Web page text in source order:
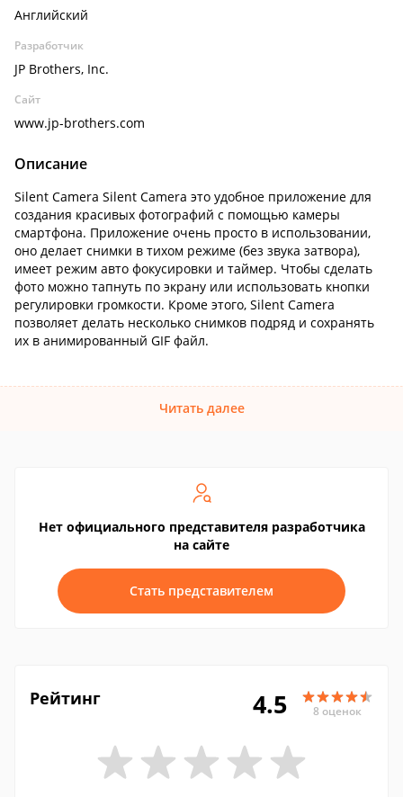
Английский
Разработчик
JP Brothers, Inc.
Сайт
www.jp-brothers.com
Описание
Silent Camera Silent Camera это удобное приложение для
создания красивых фотографий с помощью камеры
смартфона. Приложение очень просто в использовании,
оно делает снимки в тихом режиме (без звука затвора),
имеет режим авто фокусировки и таймер. Чтобы сделать
фото можно тапнуть по экрану или использовать кнопки
регулировки громкости. Кроме этого, Silent Camera
позволяет делать несколько снимков подряд и сохранять
их в анимированный GIF файл.
Читать далее
Нет официального представителя разработчика
на сайте
Стать представителем
Рейтинг 4.5 8 оценок